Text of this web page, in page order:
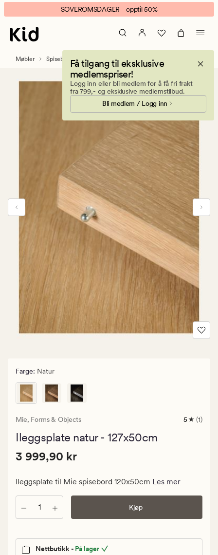
Mie
ileggsplate
natur
banner.
Klikk
ESCAPE
SOVEROMSDAGER - opptil 50%
Få tilgang til eksklusive
medlemspriser!
Logg inn eller bli medlem for å få fri frakt
fra 799,- og eksklusive medlemstilbud.
Bli medlem / Logg inn
Møbler Spisebord
Farge: Natur
Mie, Forms & Objects
1
5 (1)
Ileggsplate natur - 127x50cm
Pris
Vanlig
pris
Pris 3 999,90 kr
3 999,90 kr
Ileggsplate til Mie spisebord 120x50cm Les mer
Antall Kjøp
Nettbutikk - På lager